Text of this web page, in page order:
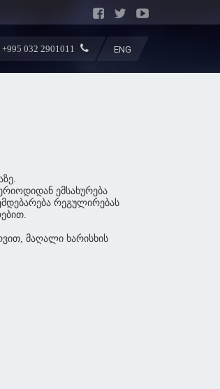
ENG
+995 032 2901011
ემსახურება
რეგულირებას
მაღალი ხარისხის